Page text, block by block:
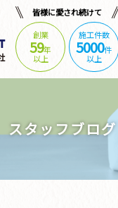
皆様に愛され続けて
創業
59年
以上
施工件数
5000件
以上
スタッフブログ